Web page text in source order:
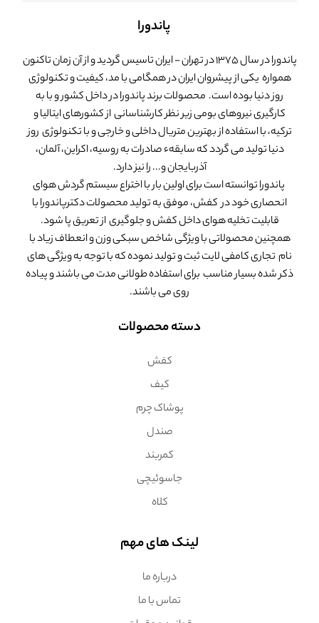
پاندورا
پاندورا در سال 1375 در تهران - ایران تاسیس گردید و از آن زمان تاکنون
همواره یکی از پیشروان ایران در همگامی با مد، کیفیت و تکنولوژی
روز دنیا بوده است. محصولات برند پاندورا در داخل کشور و با به
کارگیری نیروهای بومی زیر نظر کارشناسانی از کشورهای ایتالیا و
ترکیه، با استفاده از بهترین متریال داخلی و خارجی و با تکنولوژی روز
دنیا تولید می گردد که سابقهء صادرات به روسیه، اکراین، آلمان،
آذربایجان و... را نیز دارد.
پاندورا توانسته است برای اولین بار با اختراع سیستم گردش هوای
انحصاری خود در کفش، موفق به تولید محصولات دکترپاندورا با
قابلیت تخلیه هوای داخل کفش و جلوگیری از تعریق پا شود.
همچنین محصولاتی با ویژگی شاخص سبکی وزن و انعطاف زیاد با
نام تجاری کامفی لایت ثبت و تولید نموده که با توجه به ویژگی های
ذکر شده بسیار مناسب برای استفاده طولانی مدت می باشند و پیاده
روی می باشند.
دسته محصولات
کفش
کیف
پوشاک چرم
صندل
کمربند
جاسوئیچی
کلاه
لینک های مهم
درباره ما
تماس با ما